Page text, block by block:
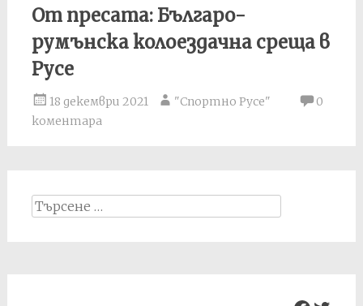
От пресата: Българо-
румънска колоездачна среща в
Русе
18 декември 2021 "Спортно Русе"
0
коментара
Search
for: